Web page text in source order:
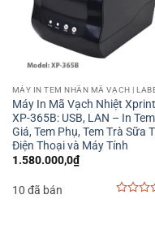
Máy In Mã Vạch Nhiệt
XP-365B: USB, LAN – In Tem
Giá, Tem Phụ, Tem Trà Sữa
Điện Thoại và Máy Tính
1.580.000,0₫
10 đã bán